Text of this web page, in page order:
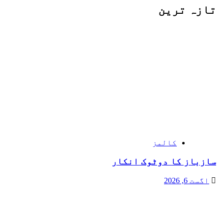
تازہ ترین
کالمز
سازباز کا دوٹوک انکار
اگست 6, 2026